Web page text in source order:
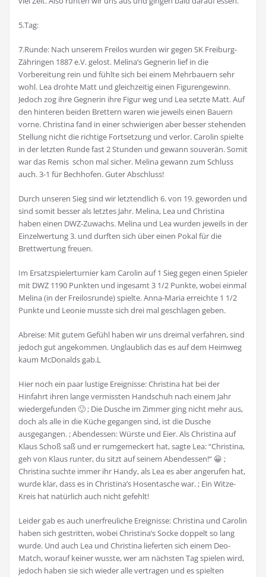
5.Tag:
7.Runde: Nach unserem Freilos wurden wir gegen SK Freiburg-
Zähringen 1887 e.V. gelost. Melina’s Gegnerin lief in die
Vorbereitung rein und fühlte sich bei einem Mehrbauern sehr
wohl. Lea drohte Matt und gleichzeitig einen Figurengewinn.
Jedoch zog ihre Gegnerin ihre Figur weg und Lea setzte Matt. Auf
den hinteren beiden Brettern waren wie jeweils einen Bauern
vorne. Christina fand in einer schwierigen aber besser stehenden
Stellung nicht die richtige Fortsetzung und verlor. Carolin spielte
in der letzten Runde fast 2 Stunden und gewann souverän. Somit
war das Remis schon mal sicher. Melina gewann zum Schluss
auch. 3-1 für Bechhofen. Guter Abschluss!
Durch unseren Sieg sind wir letztendlich 6. von 19. geworden und
sind somit besser als letztes Jahr. Melina, Lea und Christina
haben einen DWZ-Zuwachs. Melina und Lea wurden jeweils in der
Einzelwertung 3. und durften sich über einen Pokal für die
Brettwertung freuen.
Im Ersatzspielerturnier kam Carolin auf 1 Sieg gegen einen Spieler
mit DWZ 1190 Punkten und ingesamt 3 1/2 Punkte, wobei einmal
Melina (in der Freilosrunde) spielte. Anna-Maria erreichte 1 1/2
Punkte und Leonie musste sich drei mal geschlagen geben.
Abreise: Mit gutem Gefühl haben wir uns dreimal verfahren, sind
jedoch gut angekommen. Unglaublich das es auf dem Heimweg
kaum McDonalds gab.L
Hier noch ein paar lustige Ereignisse: Christina hat bei der
Hinfahrt ihren lange vermissten Handschuh nach einem Jahr
wiedergefunden 🙂 ; Die Dusche im Zimmer ging nicht mehr aus,
doch als alle in die Küche gegangen sind, ist die Dusche
ausgegangen. ; Abendessen: Würste und Eier. Als Christina auf
Klaus Schoß saß und er rumgemeckert hat, sagte Lea: “Christina,
geh von Klaus runter, du sitzt auf seinem Abendessen!“ 😀 ;
Christina suchte immer ihr Handy, als Lea es aber angerufen hat,
wurde klar, dass es in Christina’s Hosentasche war. ; Ein Witze-
Kreis hat natürlich auch nicht gefehlt!
Leider gab es auch unerfreuliche Ereignisse: Christina und Carolin
haben sich gestritten, wobei Christina’s Socke doppelt so lang
wurde. Und auch Lea und Christina lieferten sich einem Deo-
Match, worauf keiner wusste, wer am nächsten Tag spielen wird,
jedoch haben sie sich wieder alle vertragen und es spielten